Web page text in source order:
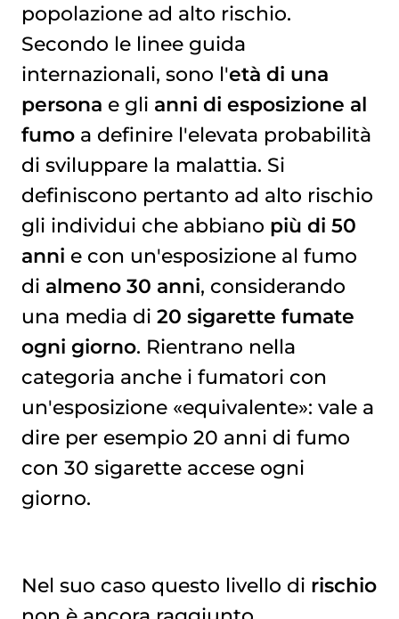
popolazione ad alto rischio.
Secondo le linee guida
internazionali, sono l'età di una
persona e gli anni di esposizione al
fumoa definire l'elevata probabilità
di sviluppare la malattia. Si
definiscono pertanto ad alto rischio
gli individui che abbiano più di 50
anni e con un'esposizione al fumo
di almeno 30 anni, considerando
una media di 20 sigarette fumate
ogni giorno. Rientrano nella
categoria anche i fumatori con
un'esposizione «equivalente»: vale a
dire per esempio 20 anni di fumo
con 30 sigarette accese ogni
giorno.
Nel suo caso questo livello di rischio